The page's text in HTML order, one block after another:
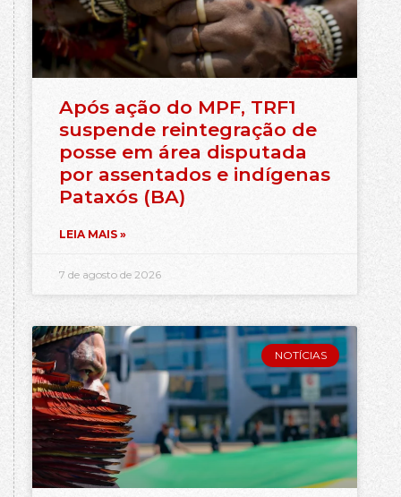
Após ação do MPF, TRF1
suspende reintegração de
posse em área disputada
por assentados e indígenas
Pataxós (BA)
LEIA MAIS »
7 de agosto de 2026
NOTÍCIAS